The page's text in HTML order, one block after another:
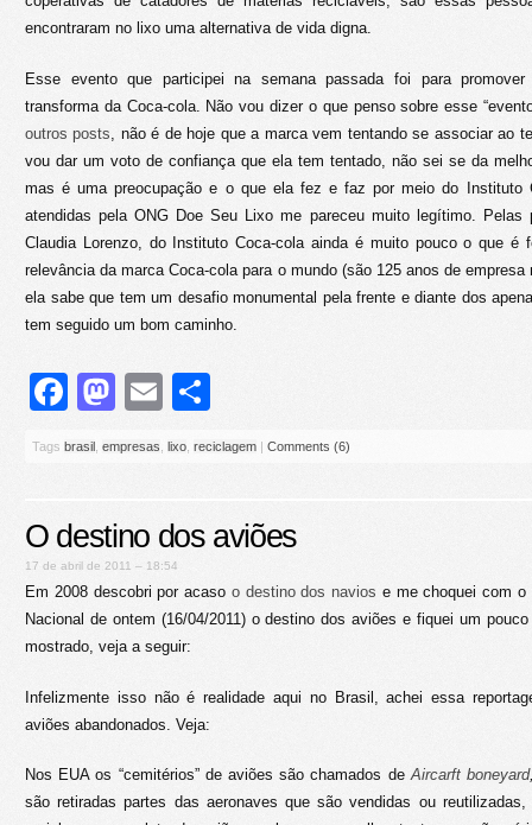
encontraram no lixo uma alternativa de vida digna.
Esse evento que participei na semana passada foi para
transforma da Coca-cola. Não vou dizer o que penso sobre esse
outros posts , não é de hoje que a marca vem tentando se associar ao
vou dar um voto de confiança que ela tem tentado, não sei se da
mas é uma preocupação e o que ela fez e faz por meio do Instituto
atendidas pela ONG Doe Seu Lixo me pareceu muito legítimo. Pelas
Claudia Lorenzo, do Instituto Coca-cola ainda é muito pouco o que é
relevância da marca Coca-cola para o mundo (são 125 anos de
ela sabe que tem um desafio monumental pela frente e diante dos
tem seguido um bom caminho.
Facebook
Mastodon
Email
Tags brasil empresas lixo reciclagem | Comments (6)
O destino dos aviões
17 de abril de 2011 – 18:54
Em 2008 descobri por acaso o destino dos navios e me choquei com
Nacional de ontem (16/04/2011) o destino dos aviões e fiquei um
mostrado, veja a seguir:
Infelizmente isso não é realidade aqui no Brasil, achei essa
aviões abandonados. Veja:
Nos EUA os “cemitérios” de aviões são chamados deAircarft boneyard
são retiradas partes das aeronaves que são vendidas ou